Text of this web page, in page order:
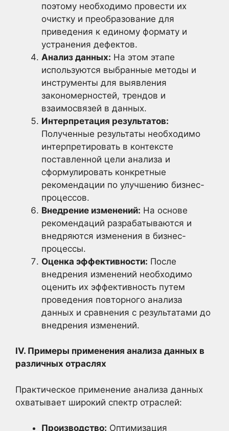
поэтому необходимо провести их
очистку и преобразование для
приведения к единому формату и
устранения дефектов.
Анализ данных: На этом этапе
используются выбранные методы и
инструменты для выявления
закономерностей, трендов и
взаимосвязей в данных.
Интерпретация результатов:
Полученные результаты необходимо
интерпретировать в контексте
поставленной цели анализа и
сформулировать конкретные
рекомендации по улучшению бизнес-
процессов.
Внедрение изменений: На основе
рекомендаций разрабатываются и
внедряются изменения в бизнес-
процессы.
Оценка эффективности: После
внедрения изменений необходимо
оценить их эффективность путем
проведения повторного анализа
данных и сравнения с результатами до
внедрения изменений.
IV. Примеры применения анализа данных в
различных отраслях
Практическое применение анализа данных
охватывает широкий спектр отраслей:
Производство: Оптимизация